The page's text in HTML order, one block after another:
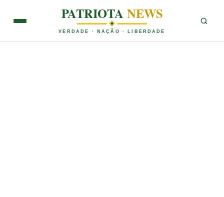
PATRIOTANEWS
VERDADE · NAÇÃO · LIBERDADE